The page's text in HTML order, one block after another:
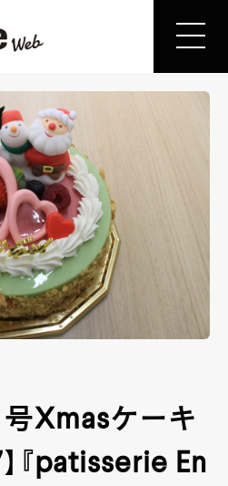
号Xmasケーキ
『patisserie En